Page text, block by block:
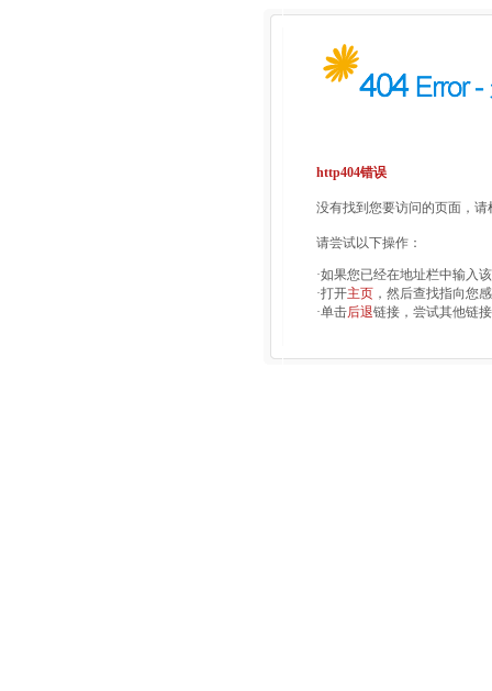
http404错误
没有找到您要访问的页面，
请尝试以下操作：
·如果您已经在地址栏中输入
·打开主页 ，然后查找指向您
·单击后退链接，尝试其他链